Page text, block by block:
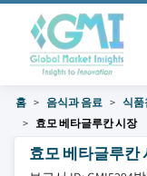
홈 음식과 음료 식품
효모 베타글루칸 시장
효모 베타글루칸